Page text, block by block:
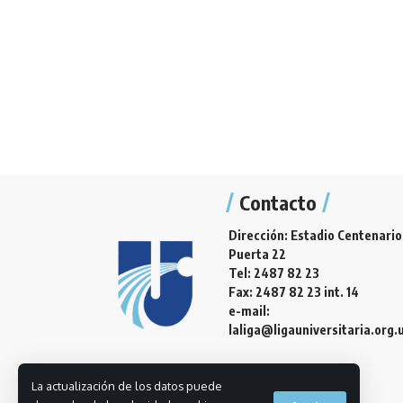
La actualización de los datos puede
Contacto
Dirección: Estadio Centenario
Puerta 22
Tel: 2487 82 23
Fax: 2487 82 23 int. 14
e-mail: